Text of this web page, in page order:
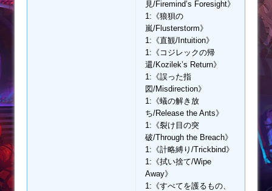
見/Firemind’s Foresight》
1:《狼狽の
嵐/Flusterstorm》
1:《直観/Intuition》
1:《コジレックの帰
還/Kozilek’s Return》
1:《誤った指
図/Misdirection》
1:《蟻の解き放
ち/Release the Ants》
1:《裂け目の突
破/Through the Breach》
1:《計略縛り/Trickbind》
1:《拭い捨て/Wipe
Away》
1:《すべてを護るもの、